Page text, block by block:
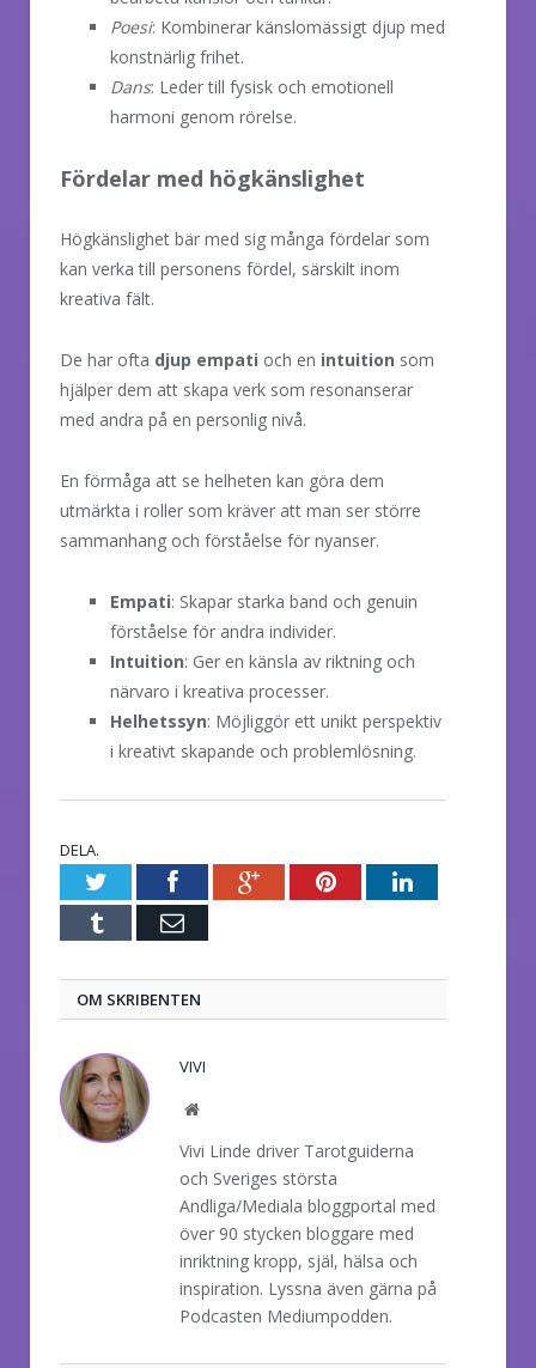
Poesi: Kombinerar känslomässigt djup med
konstnärlig frihet.
Dans: Leder till fysisk och emotionell
harmoni genom rörelse.
Fördelar med högkänslighet
Högkänslighet bär med sig många fördelar som
kan verka till personens fördel, särskilt inom
kreativa fält.
De har ofta djup empati och en intuition som
hjälper dem att skapa verk som resonanserar
med andra på en personlig nivå.
En förmåga att se helheten kan göra dem
utmärkta i roller som kräver att man ser större
sammanhang och förståelse för nyanser.
Empati: Skapar starka band och genuin
förståelse för andra individer.
Intuition: Ger en känsla av riktning och
närvaro i kreativa processer.
Helhetssyn: Möjliggör ett unikt perspektiv
i kreativt skapande och problemlösning.
DELA.
TwitterFacebookGoogle+PinterestLinkedIn
Tumblr E-
OM SKRIBENTEN
VIVI
Website
Vivi Linde driver Tarotguiderna
och Sveriges största
Andliga/Mediala bloggportal med
över 90 stycken bloggare med
inriktning kropp, själ, hälsa och
inspiration. Lyssna även gärna på
Podcasten Mediumpodden.